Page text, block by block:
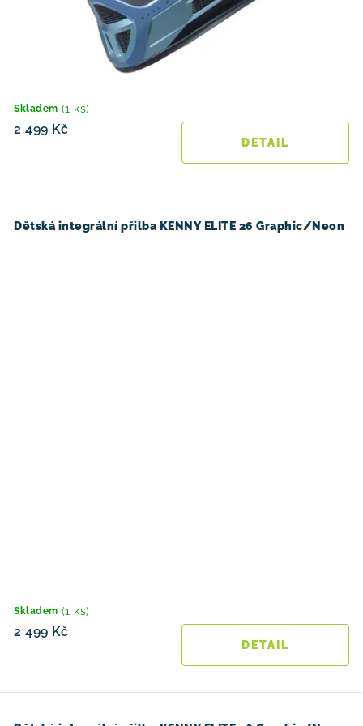
Skladem (1 ks)
2 499 Kč
Dětská integrální přilba KENNY ELITE 26 Graphic/Neon
Skladem (1 ks)
2 499 Kč